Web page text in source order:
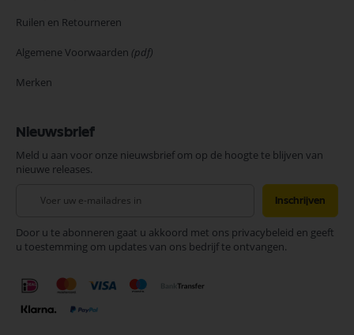
Ruilen en Retourneren
Algemene Voorwaarden (pdf)
Merken
Nieuwsbrief
Meld u aan voor onze nieuwsbrief om op de hoogte te blijven van
nieuwe releases.
onze
nieuwsbrief
Inschrijven
Door u te abonneren gaat u akkoord met ons privacybeleid en geeft
u toestemming om updates van ons bedrijf te ontvangen.